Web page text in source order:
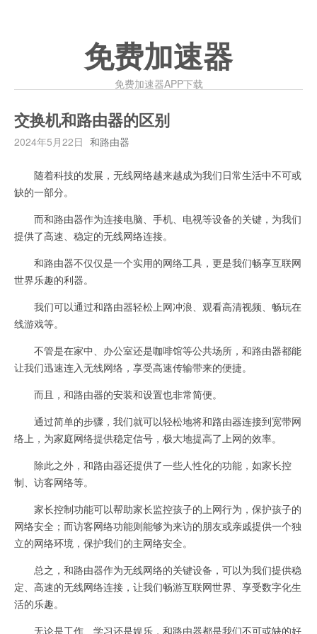
免费加速器
免费加速器APP下载
交换机和路由器的区别
2024年5月22日 和路由器
随着科技的发展，无线网络越来越成为我们日常生活中不可或
缺的一部分。
而和路由器作为连接电脑、手机、电视等设备的关键，为我们
提供了高速、稳定的无线网络连接。
和路由器不仅仅是一个实用的网络工具，更是我们畅享互联网
世界乐趣的利器。
我们可以通过和路由器轻松上网冲浪、观看高清视频、畅玩在
线游戏等。
不管是在家中、办公室还是咖啡馆等公共场所，和路由器都能
让我们迅速连入无线网络，享受高速传输带来的便捷。
而且，和路由器的安装和设置也非常简便。
通过简单的步骤，我们就可以轻松地将和路由器连接到宽带网
络上，为家庭网络提供稳定信号，极大地提高了上网的效率。
除此之外，和路由器还提供了一些人性化的功能，如家长控
制、访客网络等。
家长控制功能可以帮助家长监控孩子的上网行为，保护孩子的
网络安全；而访客网络功能则能够为来访的朋友或亲戚提供一个独
立的网络环境，保护我们的主网络安全。
总之，和路由器作为无线网络的关键设备，可以为我们提供稳
定、高速的无线网络连接，让我们畅游互联网世界、享受数字化生
活的乐趣。
无论是工作、学习还是娱乐，和路由器都是我们不可或缺的好